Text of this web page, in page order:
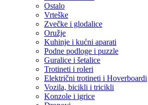
Ostalo
Vrteške
Zvečke i glodalice
Oružje
Kuhinje i kućni aparati
Podne podloge i puzzle
Guralice i šetalice
Trotineti i roleri
Električni trotineti i Hoverboardi
Vozila, bicikli i tricikli
Konzole i igrice